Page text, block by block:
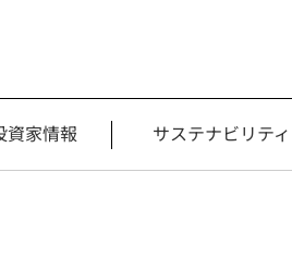
資家情報 サステナビリティ